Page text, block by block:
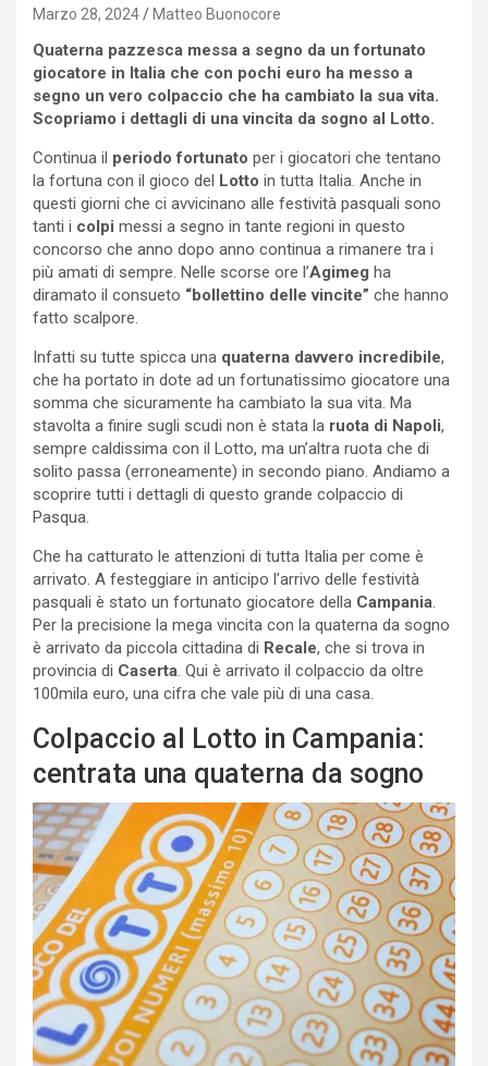
Marzo 28, 2024 Matteo Buonocore
Quaterna pazzesca messa a segno da un fortunato
giocatore in Italia che con pochi euro ha messo a
segno un vero colpaccio che ha cambiato la sua vita.
Scopriamo i dettagli di una vincita da sogno al Lotto.
Continua il periodo fortunato per i giocatori che tentano
la fortuna con il gioco del
Lotto in tutta Italia. Anche in
questi giorni che ci avvicinano alle festività pasquali sono
tanti i colpi messi a segno in tante regioni in questo
concorso che anno dopo anno continua a rimanere tra i
più amati di sempre. Nelle scorse ore l’Agimeg ha
diramato il consueto “bollettino delle vincite” che hanno
fatto scalpore.
Infatti su tutte spicca una quaterna davvero incredibile,
che ha portato in dote ad un fortunatissimo giocatore una
somma che sicuramente ha cambiato la sua vita. Ma
stavolta a finire sugli scudi non è stata la ruota di Napoli,
sempre caldissima con il Lotto, ma un’altra ruota che di
solito passa (erroneamente) in secondo piano. Andiamo a
scoprire tutti i dettagli di questo grande colpaccio di
Pasqua.
Che ha catturato le attenzioni di tutta Italia per come è
arrivato. A festeggiare in anticipo l’arrivo delle festività
pasquali è stato un fortunato giocatore della Campania.
Per la precisione la mega vincita con la quaterna da sogno
è arrivato da piccola cittadina di Recale, che si trova in
provincia di Caserta. Qui è arrivato il colpaccio da oltre
100mila euro, una cifra che vale più di una casa.
Colpaccio al Lotto in Campania:
centrata una quaterna da sogno